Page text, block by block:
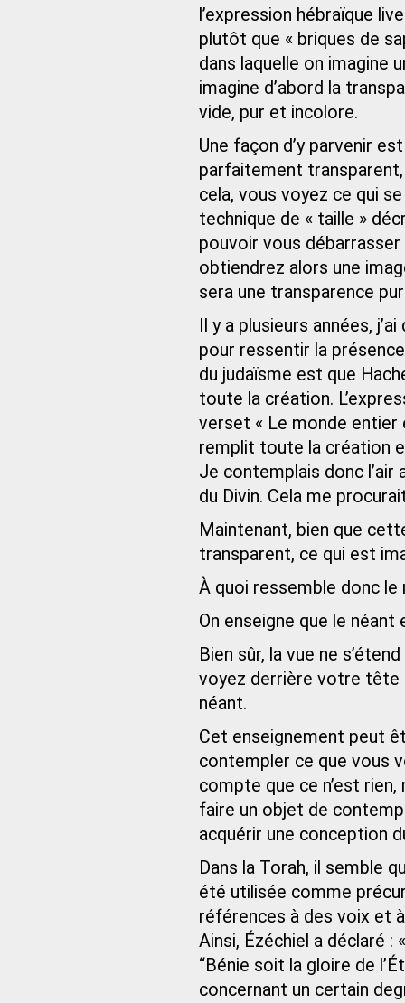
l’expression hébraïque
plutôt que « briques de
dans laquelle on imagine
imagine d’abord la
vide, pur et incolore.
Une façon d’y parvenir
parfaitement
cela, vous voyez ce qui
technique de « taille »
pouvoir vous débarrasser
obtiendrez alors une
sera une transparence
Il y a plusieurs années,
pour ressentir la
du judaïsme est que
toute la création.
verset « Le monde entier
remplit toute la création
Je contemplais donc l’air
du Divin. Cela me
Maintenant, bien que
transparent, ce qui est
À quoi ressemble donc le
On enseigne que le
Bien sûr, la vue ne
voyez derrière votre tête
néant.
Cet enseignement peut
contempler ce que vous
compte que ce n’est
faire un objet de
acquérir une conception
Dans la Torah, il semble
été utilisée comme
références à des voix et
Ainsi, Ézéchiel a déclaré
“Bénie soit la gloire de
concernant un certain